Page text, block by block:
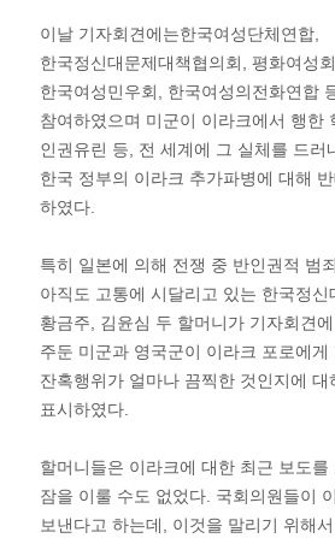
이날 기자회견에는한국여성단체연합,
한국정신대문제대책협의회, 평화여성
한국여성민우회, 한국여성의전화연합
참여하였으며 미군이 이라크에서 행한
인권유린 등, 전 세계에 그 실체를 드러
한국 정부의 이라크 추가파병에 대해
하였다.
특히 일본에 의해 전쟁 중 반인권적 범
아직도 고통에 시달리고 있는 한국정신
황금주, 김윤심 두 할머니가 기자회견
주둔 미군과 영국군이 이라크 포로에게
잔혹행위가 얼마나 끔찍한 것인지에 대
표시하였다.
할머니들은 이라크에 대한 최근 보도를
잠을 이룰 수도 없었다. 국회의원들이
보낸다고 하는데, 이것을 말리기 위해